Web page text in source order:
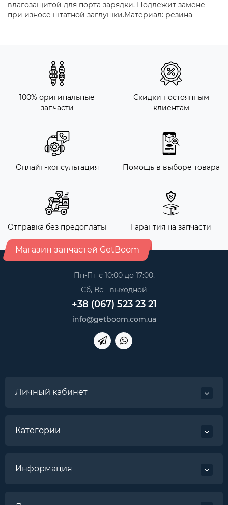
влагозащитой для порта зарядки. Подлежит замене
при износе штатной заглушки.Материал: резина
100% оригинальные
запчасти
Скидки постоянным
клиентам
Онлайн-консультация Помощь в выборе товара
Отправка без предоплаты Гарантия на запчасти
Магазин запчастей GetBoom
Пн-Пт с 10:00 до 17:00,
Сб, Вс - выходной
+38 (067) 523 23 21
info@getboom.com.ua
Личный кабинет
Категории
Информация